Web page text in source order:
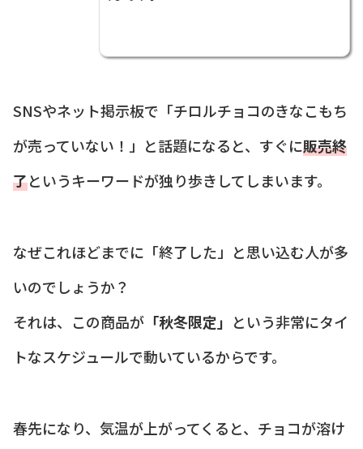
SNSやネット掲示板で「チロルチョコのきなこもち
が売っていない！」と話題になると、すぐに販売終
了というキーワードが独り歩きしてしまいます。
なぜこれほどまでに「終了した」と思い込む人が多
いのでしょうか？
それは、この商品が 「秋冬限定」 という非常にタイ
トなスケジュールで動いているからです。
春先になり、気温が上がってくると、チョコが溶け